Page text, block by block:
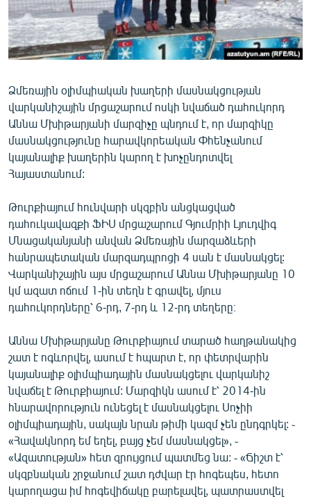
ՏՏ ԵՒ ԻՆՏԵՐՆԵՏ
ԿՈՐՈՆԱՎԻՐՈՒՍ
ՏԵՍԱՆՅՈՒԹԵՐ
ԲԱՆԱՎԵՃ
ՁԳՏԵԼՈՎ ԼԱՎԱԳՈՒՅՆԻՆ
ՓՈԴՔԱՍԹ
Հայերեն
English
Русский
ՀԵՏԵՎԵՔ ՄԵԶ
«Ազատության» բոլոր կայքերը
Ձմեռային օլիմպիական խաղերի մասնակցության
վարկանիշային մրցաշարում ոսկի նվաճած դահուկորդ
Աննա Մխիթարյանի մարզիչը պնդում է, որ մարզիկը
մասնակցությունը հարավկորեական Փհենչանում
կայանալիք խաղերին կարող է խոչընդոտվել
Հայաստանում:
Թուրքիայում հունվարի սկզբին անցկացված
դահուկավազքի ՖԻՍ մրցաշարում Գյումրիի Լյուդվիգ
Մնացականյանի անվան Ձմեռային մարզաձևերի
հանրապետական մարզադպրոցի 4 սան է մասնակցել:
Վարկանիշային այս մրցաշարում Աննա Մխիթարյանը 10
կմ ազատ ոճում 1-ին տեղն է գրավել, մյուս
դահուկորդները՝ 6-րդ, 7-րդ և 12-րդ տեղերը։
Աննա Մխիթարյանը Թուրքիայում տարած հաղթանակից
շատ է ոգևորվել, ասում է հպարտ է, որ փետրվարին
կայանալիք օլիմպիադային մասնակցելու վարկանիշ
նվաճել է Թուրքիայում: Մարզիկն ասում է՝ 2014-ին
հնարավորություն ունեցել է մասնակցելու Սոչիի
օլիմպիադային, սակայն նրան թիմի կազմ չեն ընդգրկել: ֊
«Հավակնորդ եմ եղել, բայց չեմ մասնակցել», ֊
«Ազատության» հետ զրույցում պատմեց նա: ֊ «Ճիշտ է՝
սկզբնական շրջանում շատ դժվար էր հոգեպես, հետո
կարողացա իմ հոգեվիճակը բարելավել, պատրաստվել